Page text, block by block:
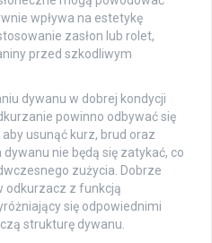
wpływa na estetykę
zasłon lub rolet,
przed szkodliwym
dywanu w dobrej kondycji
powinno odbywać się
usunąć kurz, brud oraz
nie będą się zatykać, co
zużycia. Dobrze
odkurzacz z funkcją
się odpowiednimi
strukturę dywanu.